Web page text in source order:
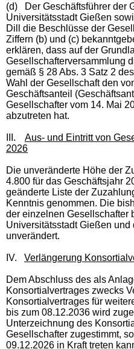
(d)
Der Geschäftsführer der
Universitätsstadt Gießen
Dill die Beschlüsse der
Ziffern (b) und (c)
erklären, dass auf der
Gesellschafterversammlung
gemäß § 28 Abs. 3 Satz 2
Wahl der Gesellschaft den
Geschäftsanteil
Gesellschafter vom 14. Mai
abzutreten hat.
III.
Aus- und Eintritt von
2026
Die unveränderte Höhe der
4.800 für das Geschäftsjahr
geänderte Liste der
Kenntnis genommen. Die
der einzelnen Gesellschafter
Universitätsstadt Gießen und
unverändert.
IV. Verlängerung
Dem Abschluss des als
Konsortialvertrages zwecks
Konsortialvertrages für
bis zum 08.12.2036 wird
Unterzeichnung des
Gesellschafter zugestimmt,
09.12.2026 in Kraft treten